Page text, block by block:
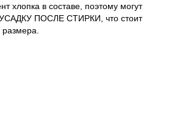
хлопка в составе, поэтому могут
ПОСЛЕ СТИРКИ, что стоит
размера.